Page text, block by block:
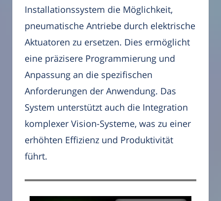
Installationssystem die Möglichkeit,
pneumatische Antriebe durch elektrische
Aktuatoren zu ersetzen. Dies ermöglicht
eine präzisere Programmierung und
Anpassung an die spezifischen
Anforderungen der Anwendung. Das
System unterstützt auch die Integration
komplexer Vision-Systeme, was zu einer
erhöhten Effizienz und Produktivität
führt.